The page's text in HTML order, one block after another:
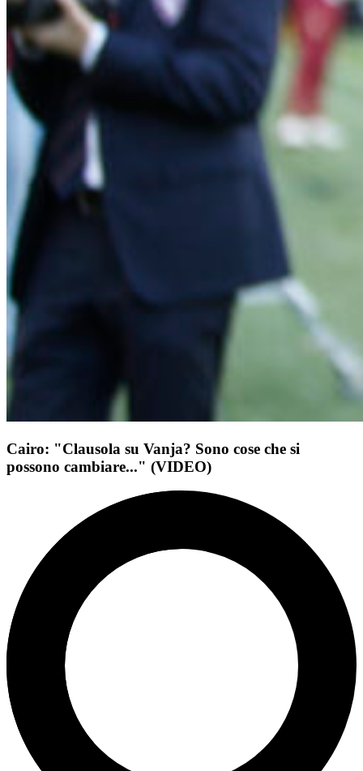
Cairo: "Clausola su Vanja? Sono cose che si
possono cambiare..." (VIDEO)